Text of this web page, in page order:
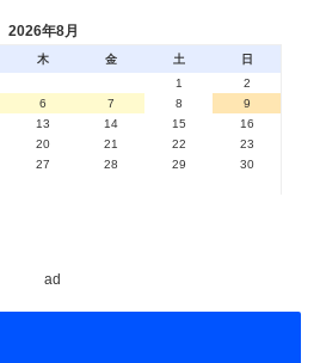
2026年8月
木 金 土
日
1
2
6 7 8
9
13 14 15
16
20 21 22
23
27 28 29
30
ad